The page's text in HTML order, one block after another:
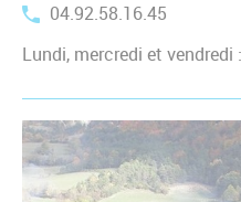
04.92.58.16.45
Lundi, mercredi et